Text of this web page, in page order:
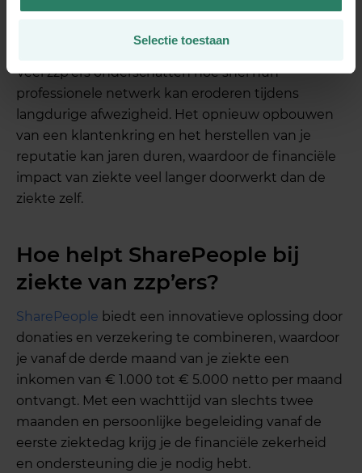
Selectie toestaan
het moeilijk om weer voet aan de grond te
Veel zzp’ers onderschatten hoe snel hun
professionele netwerk kan eroderen tijdens
langdurige afwezigheid. Het opnieuw opbouwen
van een klantenkring en het herstellen van je
reputatie kan jaren duren, waardoor de financiële
impact van ziekte veel langer doorwerkt dan de
ziekte zelf.
Hoe helpt SharePeople bij
ziekte van zzp’ers?
SharePeople biedt een innovatieve oplossing door
donaties en verzekering te combineren, waardoor
je vanaf de derde maand van je ziekte een
inkomen van € 1.000 tot € 5.000 netto per maand
ontvangt. Met een wachttijd van slechts twee
maanden en persoonlijke begeleiding vanaf de
eerste ziektedag krijg je de financiële zekerheid
en ondersteuning die je nodig hebt.